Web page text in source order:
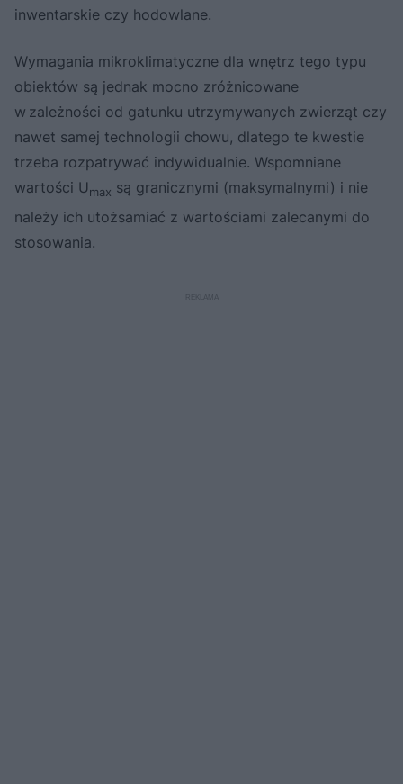
inwentarskie czy hodowlane.
Wymagania mikroklimatyczne dla wnętrz tego typu
obiektów są jednak mocno zróżnicowane
w zależności od gatunku utrzymywanych zwierząt czy
nawet samej technologii chowu, dlatego te kwestie
trzeba rozpatrywać indywidualnie. Wspomniane
wartości Umax są granicznymi (maksymalnymi) i nie
należy ich utożsamiać z wartościami zalecanymi do
stosowania.